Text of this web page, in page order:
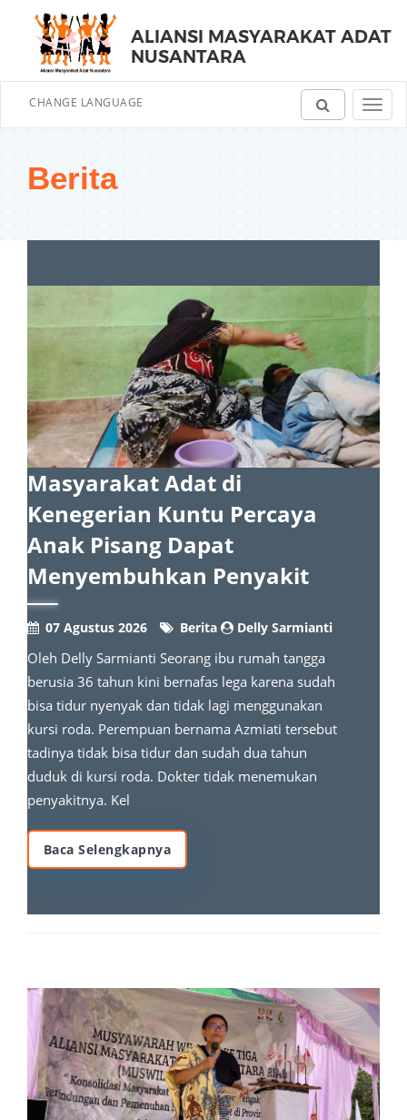
ALIANSI MASYARAKAT ADAT
NUSANTARA
CHANGE LANGUAGE
Berita
Masyarakat Adat di
Kenegerian Kuntu Percaya
Anak Pisang Dapat
Menyembuhkan Penyakit
07 Agustus 2026 Berita Delly Sarmianti
Oleh Delly Sarmianti Seorang ibu rumah tangga
berusia 36 tahun kini bernafas lega karena sudah
bisa tidur nyenyak dan tidak lagi menggunakan
kursi roda. Perempuan bernama Azmiati tersebut
tadinya tidak bisa tidur dan sudah dua tahun
duduk di kursi roda. Dokter tidak menemukan
penyakitnya. Kel
Baca Selengkapnya